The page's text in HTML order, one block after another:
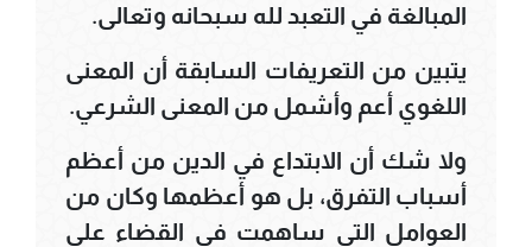
المبالغة في التعبد لله سبحانه وتعالى.
يتبين من التعريفات السابقة أن المعنى
اللغوي أعم وأشمل من المعنى الشرعي.
ولا شك أن الابتداع في الدين من أعظم
أسباب التفرق، بل هو أعظمها وكان من
العوامل التي ساهمت في القضاء على